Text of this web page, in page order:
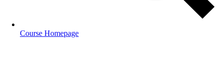
Course Homepage